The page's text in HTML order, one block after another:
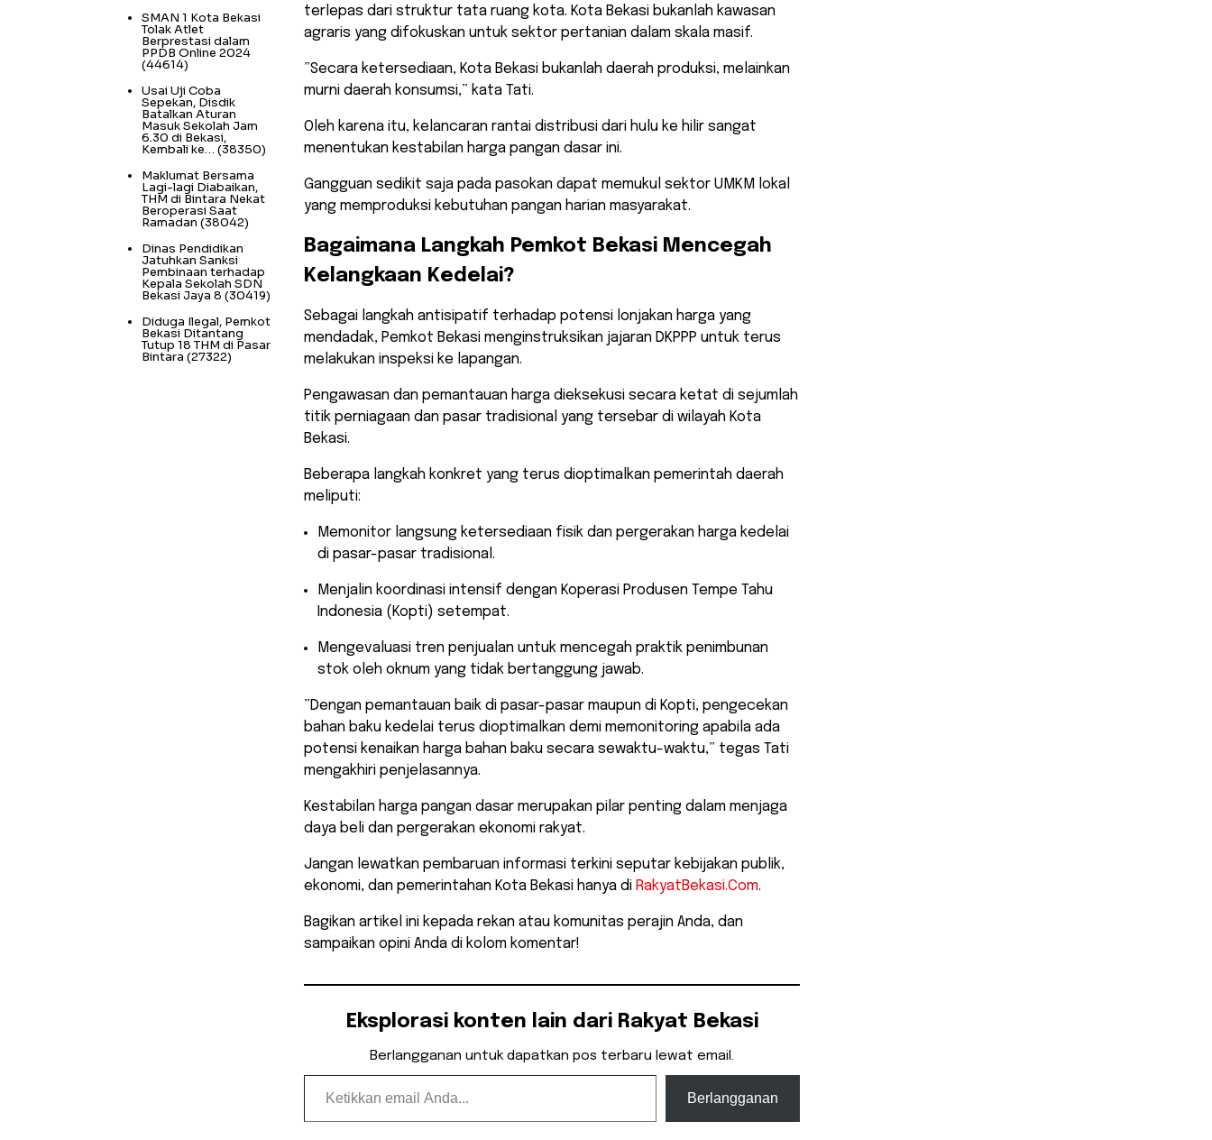
terlepas dari struktur tata ruang kota. Kota Bekasi bukanlah kawasan
agraris yang difokuskan untuk sektor pertanian dalam skala masif.
​”Secara ketersediaan, Kota Bekasi bukanlah daerah produksi, melainkan
murni daerah konsumsi,” kata Tati.
​Oleh karena itu, kelancaran rantai distribusi dari hulu ke hilir sangat
menentukan kestabilan harga pangan dasar ini.
Gangguan sedikit saja pada pasokan dapat memukul sektor UMKM lokal
yang memproduksi kebutuhan pangan harian masyarakat.
​Bagaimana Langkah Pemkot Bekasi Mencegah
Kelangkaan Kedelai?
​Sebagai langkah antisipatif terhadap potensi lonjakan harga yang
mendadak, Pemkot Bekasi menginstruksikan jajaran DKPPP untuk terus
melakukan inspeksi ke lapangan.
Pengawasan dan pemantauan harga dieksekusi secara ketat di sejumlah
titik perniagaan dan pasar tradisional yang tersebar di wilayah Kota
Bekasi.
​Beberapa langkah konkret yang terus dioptimalkan pemerintah daerah
meliputi:
​Memonitor langsung ketersediaan fisik dan pergerakan harga kedelai
di pasar-pasar tradisional.
​Menjalin koordinasi intensif dengan Koperasi Produsen Tempe Tahu
Indonesia (Kopti) setempat.
​Mengevaluasi tren penjualan untuk mencegah praktik penimbunan
stok oleh oknum yang tidak bertanggung jawab.
​”Dengan pemantauan baik di pasar-pasar maupun di Kopti, pengecekan
bahan baku kedelai terus dioptimalkan demi memonitoring apabila ada
potensi kenaikan harga bahan baku secara sewaktu-waktu,” tegas Tati
mengakhiri penjelasannya.
​Kestabilan harga pangan dasar merupakan pilar penting dalam menjaga
daya beli dan pergerakan ekonomi rakyat.
Jangan lewatkan pembaruan informasi terkini seputar kebijakan publik,
ekonomi, dan pemerintahan Kota Bekasi hanya di RakyatBekasi.Com.
Bagikan artikel ini kepada rekan atau komunitas perajin Anda, dan
sampaikan opini Anda di kolom komentar!
Eksplorasi konten lain dari Rakyat Bekasi
Berlangganan untuk dapatkan pos terbaru lewat email.
Ketikkan email Anda...
Berlangganan
SMAN 1 Kota Bekasi
Tolak Atlet
Berprestasi dalam
PPDB Online 2024
(44614)
Usai Uji Coba
Sepekan, Disdik
Batalkan Aturan
Masuk Sekolah Jam
6.30 di Bekasi,
Kembali ke… (38350)
Maklumat Bersama
Lagi-lagi Diabaikan,
THM di Bintara Nekat
Beroperasi Saat
Ramadan (38042)
Dinas Pendidikan
Jatuhkan Sanksi
Pembinaan terhadap
Kepala Sekolah SDN
Bekasi Jaya 8 (30419)
Diduga Ilegal, Pemkot
Bekasi Ditantang
Tutup 18 THM di Pasar
Bintara (27322)